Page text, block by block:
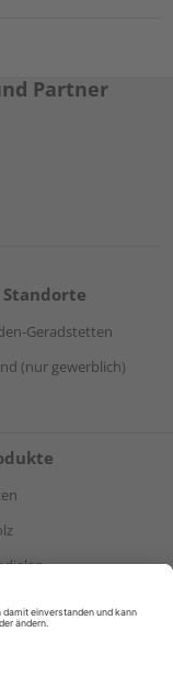
Partner
Standorte
Geradstetten
(nur gewerblich)